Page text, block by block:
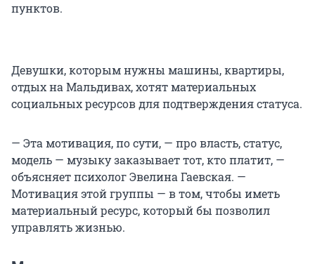
пунктов.
Девушки, которым нужны машины, квартиры,
отдых на Мальдивах, хотят материальных
социальных ресурсов для подтверждения статуса.
— Эта мотивация, по сути, — про власть, статус,
модель — музыку заказывает тот, кто платит, —
объясняет психолог Эвелина Гаевская. —
Мотивация этой группы — в том, чтобы иметь
материальный ресурс, который бы позволил
управлять жизнью.